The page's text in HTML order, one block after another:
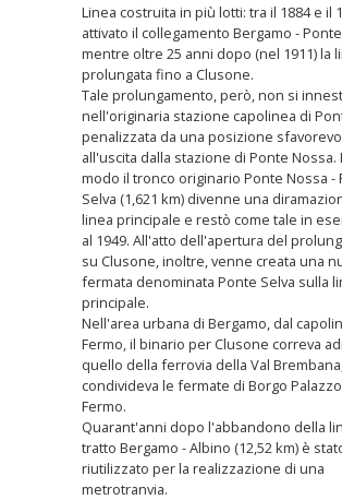
Linea costruita in più lotti: tra il 1884 e il
attivato il collegamento Bergamo -
mentre oltre 25 anni dopo (nel 1911) la
prolungata fino a Clusone.
Tale prolungamento, però, non si
nell'originaria stazione capolinea di
penalizzata da una posizione
all'uscita dalla stazione di Ponte Nossa.
modo il tronco originario Ponte Nossa -
Selva (1,621 km) divenne una
linea principale e restò come tale in
al 1949. All'atto dell'apertura del
su Clusone, inoltre, venne creata una
fermata denominata Ponte Selva sulla
principale.
Nell'area urbana di Bergamo, dal
Fermo, il binario per Clusone correva
quello della ferrovia della Val
condivideva le fermate di Borgo
Fermo.
Quarant'anni dopo l'abbandono della
tratto Bergamo - Albino (12,52 km) è
riutilizzato per la realizzazione di una
metrotranvia.